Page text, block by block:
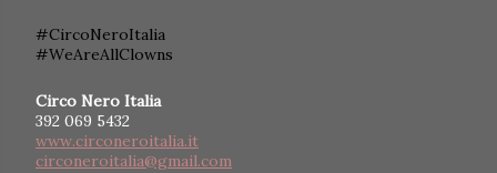
#CircoNeroItalia
#WeAreAllClowns
Circo Nero Italia
392 069 5432
www.circoneroitalia.it
circoneroitalia@gmail.com